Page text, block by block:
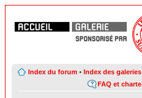
Index du forum • Index des galeries
FAQ et charte